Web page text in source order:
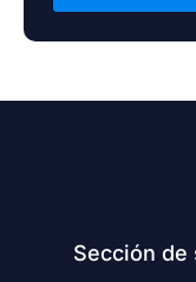
Sección